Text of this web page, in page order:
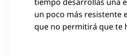
un poco más resistente
que no permitirá que te